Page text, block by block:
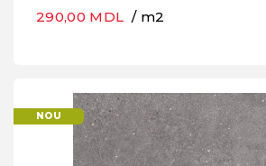
290,00 MDL / m2
NOU